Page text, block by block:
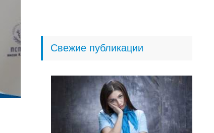
Свежие публикации